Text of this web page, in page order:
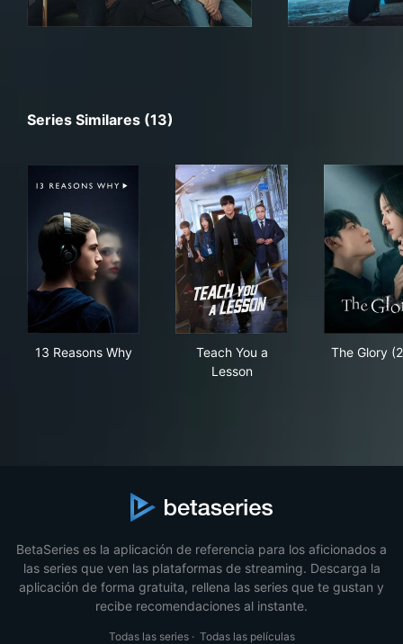
Series Similares (13)
13 Reasons Why
Teach You a
Lesson
The Glory
BetaSeries es la aplicación de referencia para los aficionados a
las series que ven las plataformas de streaming. Descarga la
aplicación de forma gratuita, rellena las series que te gustan y
recibe recomendaciones al instante.
Todas las series· Todas las películas